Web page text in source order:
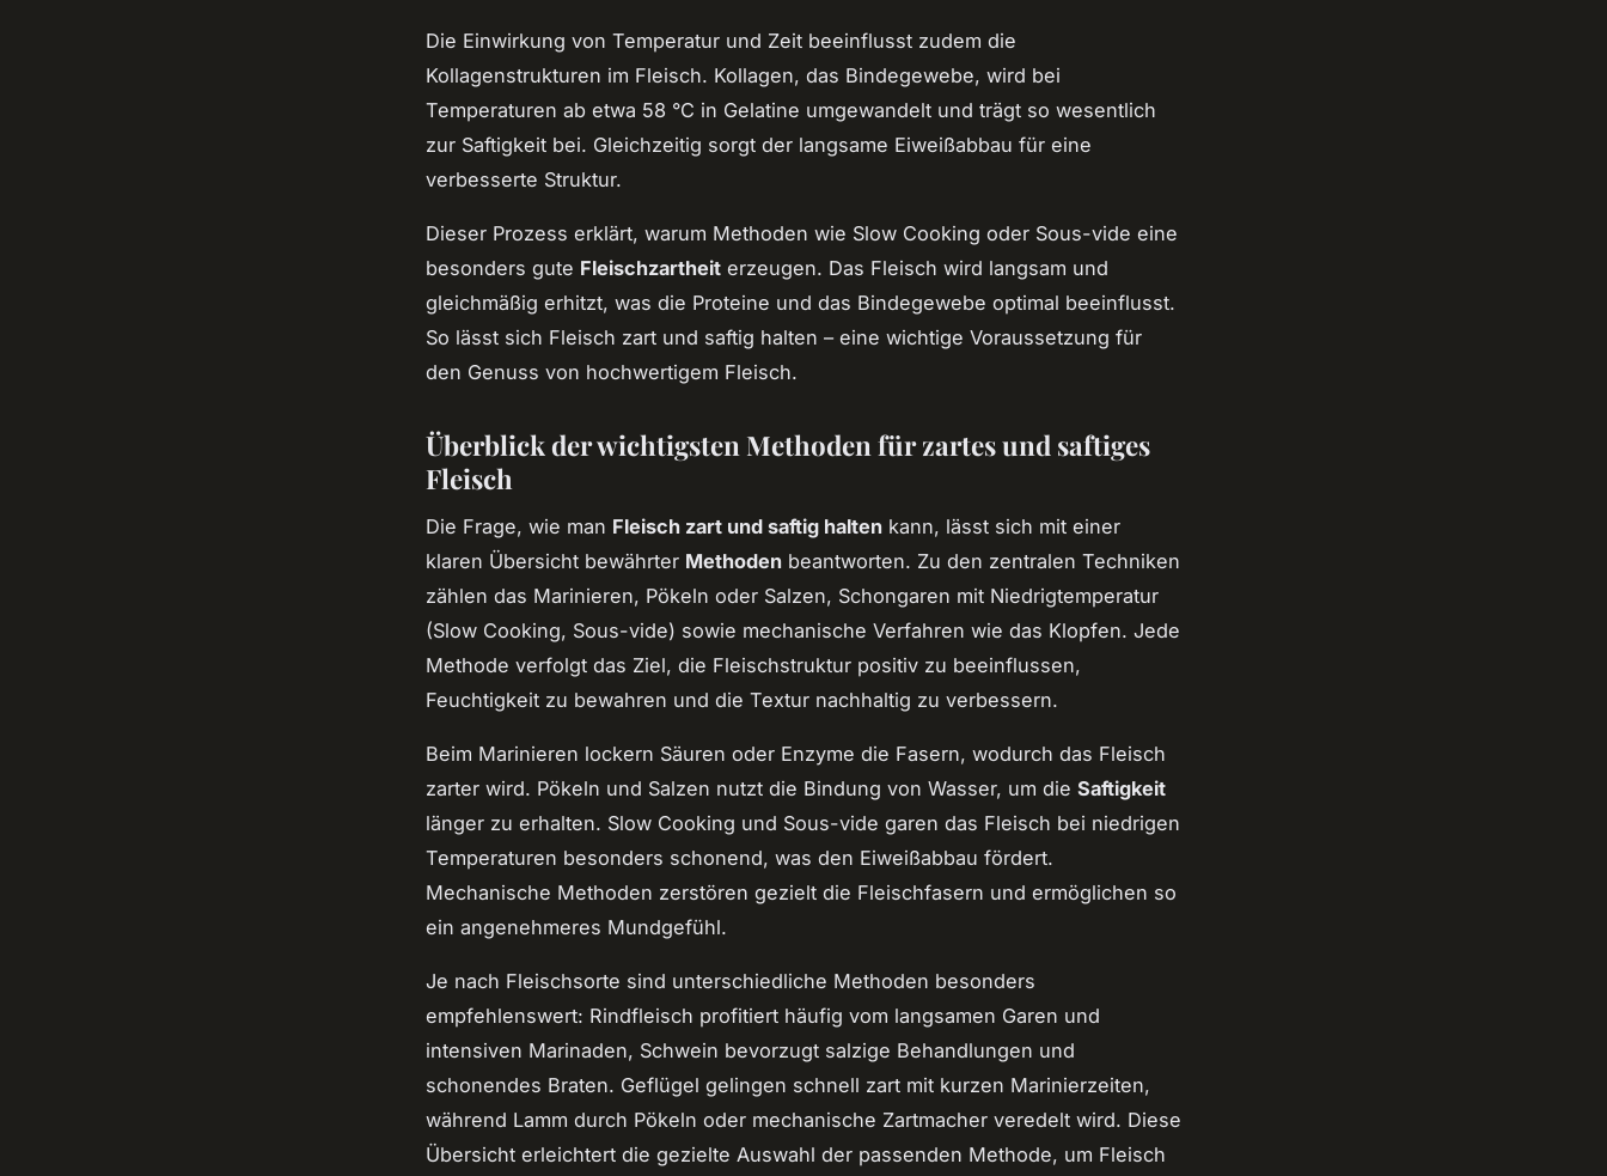
Die Einwirkung von Temperatur und Zeit beeinflusst zudem die
Kollagenstrukturen im Fleisch. Kollagen, das Bindegewebe, wird bei
Temperaturen ab etwa 58 °C in Gelatine umgewandelt und trägt so wesentlich
zur Saftigkeit bei. Gleichzeitig sorgt der langsame Eiweißabbau für eine
verbesserte Struktur.
Dieser Prozess erklärt, warum Methoden wie Slow Cooking oder Sous-vide eine
besonders gute Fleischzartheit erzeugen. Das Fleisch wird langsam und
gleichmäßig erhitzt, was die Proteine und das Bindegewebe optimal beeinflusst.
So lässt sich Fleisch zart und saftig halten – eine wichtige Voraussetzung für
den Genuss von hochwertigem Fleisch.
Überblick der wichtigsten Methoden für zartes und saftiges
Fleisch
Die Frage, wie man Fleisch zart und saftig halten kann, lässt sich mit einer
klaren Übersicht bewährter Methoden beantworten. Zu den zentralen Techniken
zählen das Marinieren, Pökeln oder Salzen, Schongaren mit Niedrigtemperatur
(Slow Cooking, Sous-vide) sowie mechanische Verfahren wie das Klopfen. Jede
Methode verfolgt das Ziel, die Fleischstruktur positiv zu beeinflussen,
Feuchtigkeit zu bewahren und die Textur nachhaltig zu verbessern.
Beim Marinieren lockern Säuren oder Enzyme die Fasern, wodurch das Fleisch
zarter wird. Pökeln und Salzen nutzt die Bindung von Wasser, um die Saftigkeit
länger zu erhalten. Slow Cooking und Sous-vide garen das Fleisch bei niedrigen
Temperaturen besonders schonend, was den Eiweißabbau fördert.
Mechanische Methoden zerstören gezielt die Fleischfasern und ermöglichen so
ein angenehmeres Mundgefühl.
Je nach Fleischsorte sind unterschiedliche Methoden besonders
empfehlenswert: Rindfleisch profitiert häufig vom langsamen Garen und
intensiven Marinaden, Schwein bevorzugt salzige Behandlungen und
schonendes Braten. Geflügel gelingen schnell zart mit kurzen Marinierzeiten,
während Lamm durch Pökeln oder mechanische Zartmacher veredelt wird. Diese
Übersicht erleichtert die gezielte Auswahl der passenden Methode, um Fleisch